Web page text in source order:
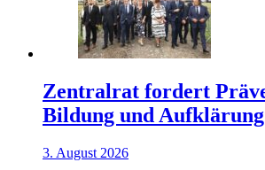
Zentralrat fordert
Bildung und Aufklärung
3. August 2026